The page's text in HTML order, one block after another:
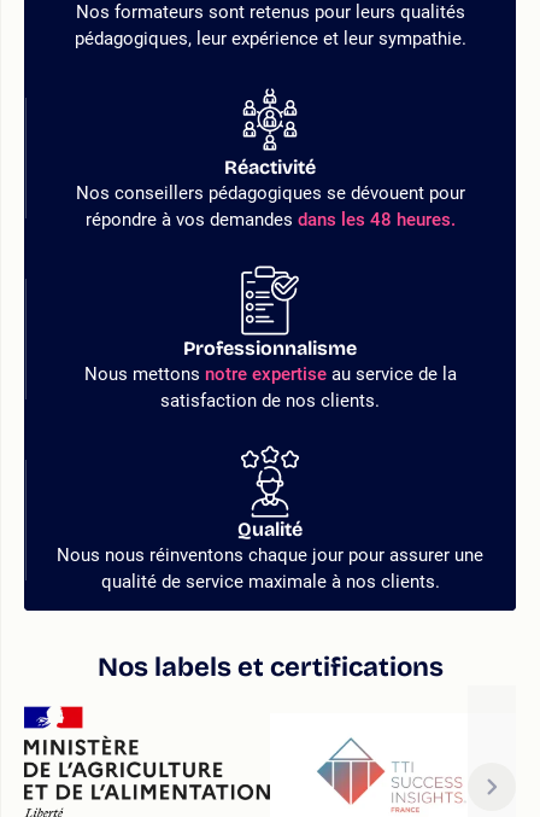
Nos formateurs sont retenus pour leurs qualités
pédagogiques, leur expérience et leur sympathie.
Réactivité
Nos conseillers pédagogiques se dévouent pour
répondre à vos demandes dans les 48 heures.
Professionnalisme
Nous mettons notre expertiseau service de la
satisfaction de nos clients.
Qualité
Nous nous réinventons chaque jour pour assurer une
qualité de service maximale à nos clients.
Nos labels et certifications